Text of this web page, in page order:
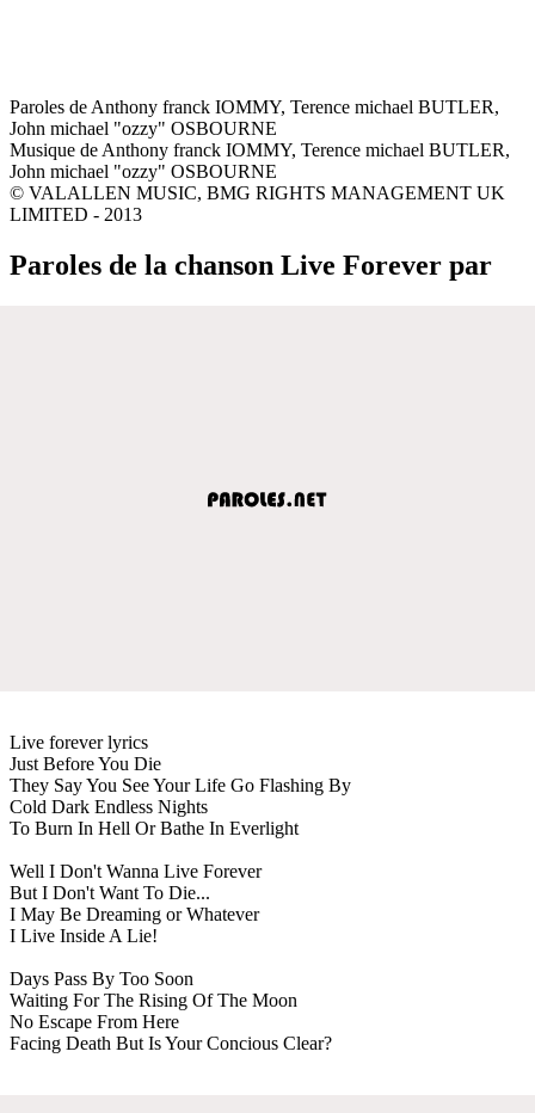
Paroles de Anthony franck IOMMY, Terence michael BUTLER,
John michael "ozzy" OSBOURNE
Musique de Anthony franck IOMMY, Terence michael BUTLER,
John michael "ozzy" OSBOURNE
© VALALLEN MUSIC, BMG RIGHTS MANAGEMENT UK
LIMITED - 2013
Paroles de la chanson Live Forever par
Live forever lyrics
Just Before You Die
They Say You See Your Life Go Flashing By
Cold Dark Endless Nights
To Burn In Hell Or Bathe In Everlight
Well I Don't Wanna Live Forever
But I Don't Want To Die...
I May Be Dreaming or Whatever
I Live Inside A Lie!
Days Pass By Too Soon
Waiting For The Rising Of The Moon
No Escape From Here
Facing Death But Is Your Concious Clear?